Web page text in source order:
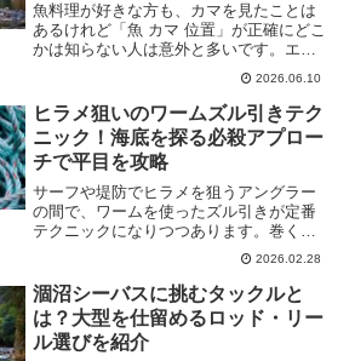
魚料理が好きな方も、カマを見たことは
あるけれど「魚 カマ 位置」が正確にどこ
かは知らない人は意外と多いです。エラ
の後ろ、胸ビレのそば、少し頭寄りのあ
の骨と肉が交じる部位――それがカマで
す。この記事では、魚 カマ 位置というキ
ーワードを念頭に...
2026.06.10
ヒラメ狙いのワームズル引きテク
ニック！海底を探る必殺アプロー
チで平目を攻略
サーフや堤防でヒラメを狙うアングラー
の間で、ワームを使ったズル引きが定番
テクニックになりつつあります。巻くだ
けのミノーやメタルジグでは反応しない
渋い状況でも、底を丁寧に引くズル引き
なら口を使わせられることが多いです。
本記事では、ヒラメの習性...
2026.02.28
涸沼シーバスに挑むタックルと
は？大型を仕留めるロッド・リー
ル選びを紹介